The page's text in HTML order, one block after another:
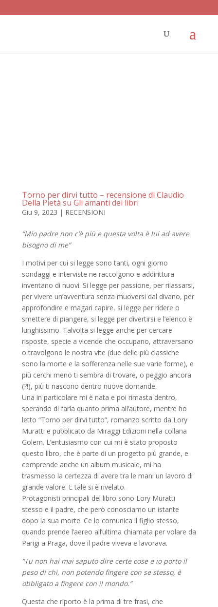
Torno per dirvi tutto – recensione di Claudio
Della Pietà su Gli amanti dei libri
Giu 9, 2023 | RECENSIONI
“Mio padre non c’è più e questa volta è lui ad avere
bisogno di me”
I motivi per cui si legge sono tanti, ogni giorno
sondaggi e interviste ne raccolgono e addirittura
inventano di nuovi. Si legge per passione, per rilassarsi,
per vivere un’avventura senza muoversi dal divano, per
approfondire e magari capire, si legge per ridere o
smettere di piangere, si legge per divertirsi e l’elenco è
lunghissimo. Talvolta si legge anche per cercare
risposte, specie a vicende che occupano, attraversano
o travolgono le nostra vite (due delle più classiche
sono la morte e la sofferenza nelle sue varie forme), e
più cerchi meno ti sembra di trovare, o peggio ancora
(?!), più ti nascono dentro nuove domande.
Una in particolare mi è nata e poi rimasta dentro,
sperando di farla quanto prima all’autore, mentre ho
letto “Torno per dirvi tutto”, romanzo scritto da Lory
Muratti e pubblicato da Miraggi Edizioni nella collana
Golem. L’entusiasmo con cui mi è stato proposto
questo libro, che è parte di un progetto più grande, e
comprende anche un album musicale, mi ha
trasmesso la certezza di avere tra le mani un lavoro di
grande valore. E tale si è rivelato.
Protagonisti principali del libro sono Lory Muratti
stesso e il padre, che però conosciamo un istante
dopo la sua morte. Ce lo comunica il figlio stesso,
quando prende l’aereo all’ultima chiamata per volare da
Parigi a Praga, dove il padre viveva e lavorava.
“Tu non hai mai saputo dire certe cose e io porto il
peso di chi, non potendo fingere con se stesso, è
obbligato a fingere con il mondo.”
Questa che riporto è la prima di tre frasi, che